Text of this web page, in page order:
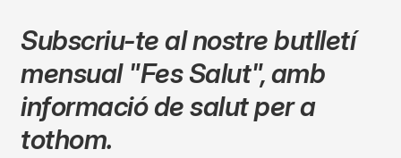
Subscriu-te al nostre butlletí
mensual "Fes Salut",amb
informació de salut per a
tothom.